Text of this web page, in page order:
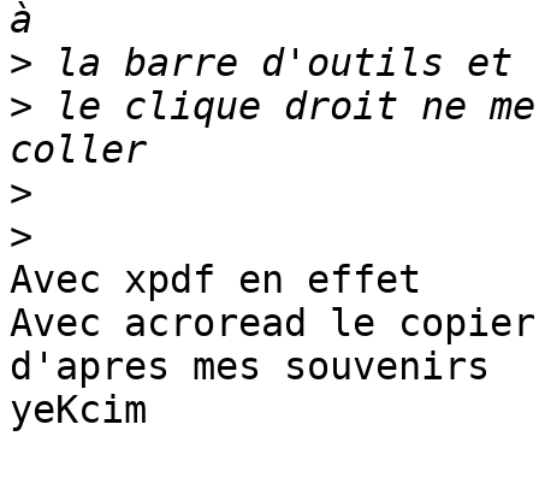
>
> le clique droit ne me
>
>
Avec xpdf en effet
Avec acroread le
d'apres mes souvenirs
yeKcim